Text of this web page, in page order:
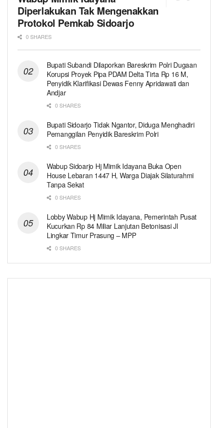
Diperlakukan Tak Mengenakkan
Protokol Pemkab Sidoarjo
0 SHARES
Bupati Subandi Dilaporkan Bareskrim Polri Dugaan
Korupsi Proyek Pipa PDAM Delta Tirta Rp 16 M,
Penyidik Klarifikasi Dewas Fenny Apridawati dan
Andjar
0 SHARES
Bupati Sidoarjo Tidak Ngantor, Diduga Menghadiri
Pemanggilan Penyidik Bareskrim Polri
0 SHARES
Wabup Sidoarjo Hj Mimik Idayana Buka Open
House Lebaran 1447 H, Warga Diajak Silaturahmi
Tanpa Sekat
0 SHARES
Lobby Wabup Hj Mimik Idayana, Pemerintah Pusat
Kucurkan Rp 84 Miliar Lanjutan Betonisasi Jl
Lingkar Timur Prasung – MPP
0 SHARES